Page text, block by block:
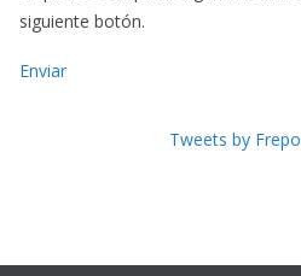
siguiente botón.
Enviar
Tweets by